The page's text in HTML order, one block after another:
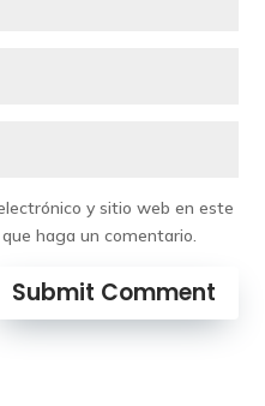
y sitio web en este
haga un comentario.
Submit Comment